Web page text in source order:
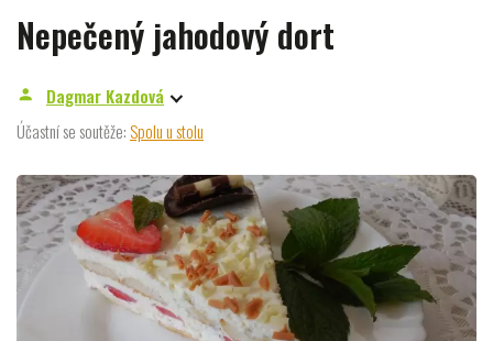
Nepečený jahodový dort
person
Dagmar Kazdová
Účastní se soutěže:Spolu u stolu